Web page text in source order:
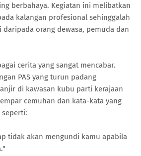
berbahaya. Kegiatan ini melibatkan
kalangan profesional sehinggalah
orang dewasa, pemuda dan
cerita yang sangat mencabar.
PAS yang turun padang
di kawasan kubu parti kerajaan
cemuhan dan kata-kata yang
seperti:
tidak akan mengundi kamu apabila